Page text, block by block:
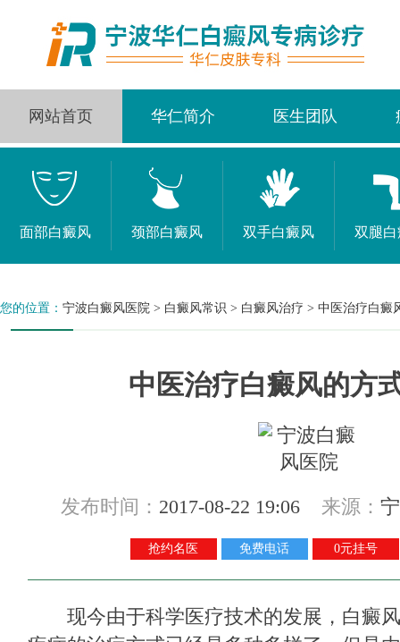
网站首页 华仁简介 医生团队
面部白癜风 颈部白癜风 双手白癜风 双腿
您的位置： 宁波白癜风医院 > 白癜风常识 > 白癜风治疗 > 中医治疗白癜
中医治疗白癜风的方
发布时间： 2017-08-22 19:06 来源：
抢约名医 免费电话 0元挂号
现今由于科学医疗技术的发展，白癜风